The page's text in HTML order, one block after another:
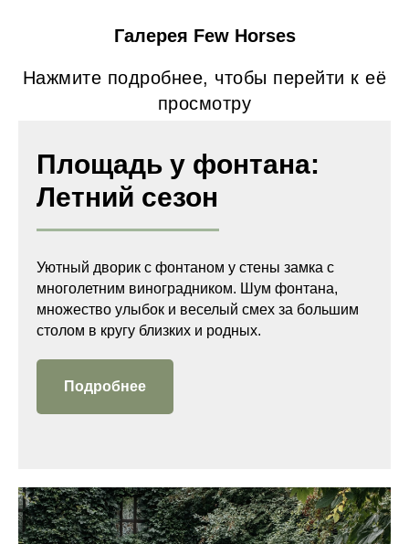
Галерея Few Horses
Нажмите подробнее, чтобы перейти к её
просмотру
Площадь у фонтана:
Летний сезон
Уютный дворик с фонтаном у стены замка с
многолетним виноградником. Шум фонтана,
множество улыбок и веселый смех за большим
столом в кругу близких и родных.
Подробнее